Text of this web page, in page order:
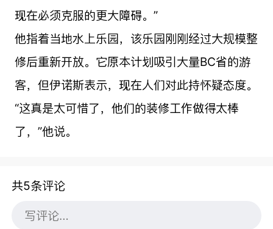
现在必须克服的更大障碍。”
他指着当地水上乐园，该乐园刚刚经过大规模整
修后重新开放。它原本计划吸引大量BC省的游
客，但伊诺斯表示，现在人们对此持怀疑态度。
“这真是太可惜了，他们的装修工作做得太棒
了，”他说。
共5条评论